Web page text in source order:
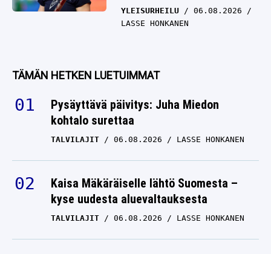
YLEISURHEILU
06.08.2026
LASSE HONKANEN
TÄMÄN HETKEN LUETUIMMAT
Pysäyttävä päivitys: Juha Miedon
kohtalo surettaa
TALVILAJIT 06.08.2026 LASSE HONKANEN
Kaisa Mäkäräiselle lähtö Suomesta –
kyse uudesta aluevaltauksesta
TALVILAJIT 06.08.2026 LASSE HONKANEN